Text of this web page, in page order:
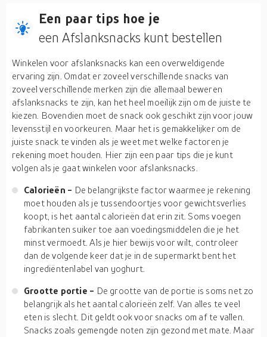
Een paar tips hoe je
een Afslanksnacks kunt bestellen
Winkelen voor afslanksnacks kan een overweldigende
ervaring zijn. Omdat er zoveel verschillende snacks van
zoveel verschillende merken zijn die allemaal beweren
afslanksnacks te zijn, kan het heel moeilijk zijn om de juiste te
kiezen. Bovendien moet de snack ook geschikt zijn voor jouw
levensstijl en voorkeuren. Maar het is gemakkelijker om de
juiste snack te vinden als je weet met welke factoren je
rekening moet houden. Hier zijn een paar tips die je kunt
volgen als je gaat winkelen voor afslanksnacks.
Calorieën - De belangrijkste factor waarmee je rekening
moet houden als je tussendoortjes voor gewichtsverlies
koopt, is het aantal calorieën dat erin zit. Soms voegen
fabrikanten suiker toe aan voedingsmiddelen die je het
minst vermoedt. Als je hier bewijs voor wilt, controleer
dan de volgende keer dat je in de supermarkt bent het
ingrediëntenlabel van yoghurt.
Grootte portie - De grootte van de portie is soms net zo
belangrijk als het aantal calorieën zelf. Van alles te veel
eten is slecht. Dit geldt ook voor snacks om af te vallen.
Snacks zoals gemengde noten zijn gezond met mate. Maar